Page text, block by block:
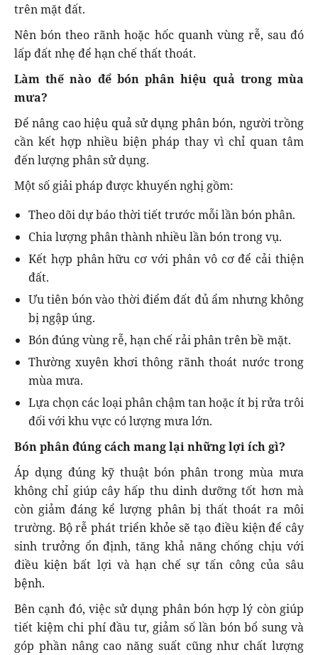
trên mặt đất.
Nên bón theo rãnh hoặc hốc quanh vùng rễ, sau đó
lấp đất nhẹ để hạn chế thất thoát.
Làm thế nào để bón phân hiệu quả trong mùa
mưa?
Để nâng cao hiệu quả sử dụng phân bón, người trồng
cần kết hợp nhiều biện pháp thay vì chỉ quan tâm
đến lượng phân sử dụng.
Một số giải pháp được khuyến nghị gồm:
Theo dõi dự báo thời tiết trước mỗi lần bón phân.
Chia lượng phân thành nhiều lần bón trong vụ.
Kết hợp phân hữu cơ với phân vô cơ để cải thiện
đất.
Ưu tiên bón vào thời điểm đất đủ ẩm nhưng không
bị ngập úng.
Bón đúng vùng rễ, hạn chế rải phân trên bề mặt.
Thường xuyên khơi thông rãnh thoát nước trong
mùa mưa.
Lựa chọn các loại phân chậm tan hoặc ít bị rửa trôi
đối với khu vực có lượng mưa lớn.
Bón phân đúng cách mang lại những lợi ích gì?
Áp dụng đúng kỹ thuật bón phân trong mùa mưa
không chỉ giúp cây hấp thu dinh dưỡng tốt hơn mà
còn giảm đáng kể lượng phân bị thất thoát ra môi
trường. Bộ rễ phát triển khỏe sẽ tạo điều kiện để cây
sinh trưởng ổn định, tăng khả năng chống chịu với
điều kiện bất lợi và hạn chế sự tấn công của sâu
bệnh.
Bên cạnh đó, việc sử dụng phân bón hợp lý còn giúp
tiết kiệm chi phí đầu tư, giảm số lần bón bổ sung và
góp phần nâng cao năng suất cũng như chất lượng